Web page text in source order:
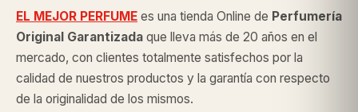
EL MEJOR PERFUME es una tienda Online de Perfumería
Original Garantizada que lleva más de 20 años en el
mercado, con clientes totalmente satisfechos por la
calidad de nuestros productos y la garantía con respecto
de la originalidad de los mismos.